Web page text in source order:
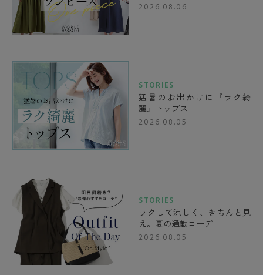
2026.08.06
STORIES
猛暑のお出かけに『ラク綺
麗』トップス
2026.08.05
STORIES
ラクして涼しく、きちんと見
え。夏の通勤コーデ
2026.08.05